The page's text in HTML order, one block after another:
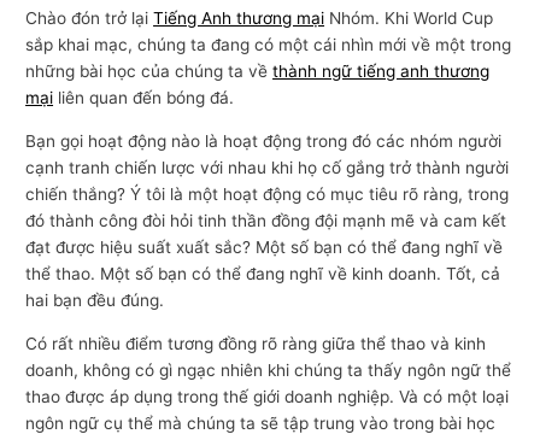
Chào đón trở lạiTiếng Anh thương mại Nhóm. Khi World Cup
sắp khai mạc, chúng ta đang có một cái nhìn mới về một trong
những bài học của chúng ta vềthành ngữ tiếng anh thương
mại liên quan đến bóng đá.
Bạn gọi hoạt động nào là hoạt động trong đó các nhóm người
cạnh tranh chiến lược với nhau khi họ cố gắng trở thành người
chiến thắng? Ý tôi là một hoạt động có mục tiêu rõ ràng, trong
đó thành công đòi hỏi tinh thần đồng đội mạnh mẽ và cam kết
đạt được hiệu suất xuất sắc? Một số bạn có thể đang nghĩ về
thể thao. Một số bạn có thể đang nghĩ về kinh doanh. Tốt, cả
hai bạn đều đúng.
Có rất nhiều điểm tương đồng rõ ràng giữa thể thao và kinh
doanh, không có gì ngạc nhiên khi chúng ta thấy ngôn ngữ thể
thao được áp dụng trong thế giới doanh nghiệp. Và có một loại
ngôn ngữ cụ thể mà chúng ta sẽ tập trung vào trong bài học